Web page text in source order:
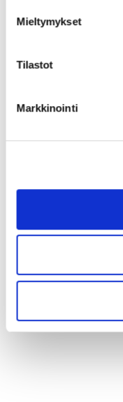
Mieltymykset
Tilastot
Markkinointi